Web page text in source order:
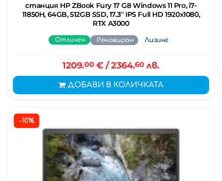
станция HP ZBook Fury 17 G8 Windows 11 Pro, i7-
11850H, 64GB, 512GB SSD, 17.3'' IPS Full HD 1920x1080,
RTX A3000
Отличен Реновиран Лизинг
1209.00€ / 2364.60лв.
ДОБАВИ В КОЛИЧКАТА
-10%